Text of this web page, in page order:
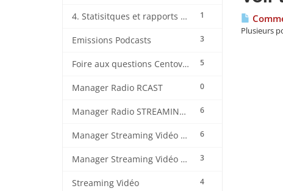
1
4. Statisitques et rapports CentovaCast
3
Emissions Podcasts
5
Foire aux questions CentovaCast
0
Manager Radio RCAST
6
Manager Radio STREAMING CENTER
6
Manager Streaming Vidéo TVMCP
3
Manager Streaming Vidéo VDO
4
Streaming Vidéo
Plusieurs